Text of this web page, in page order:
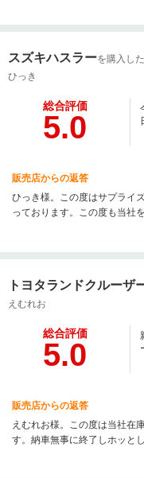
スズキハスラーを購入し
ひっき
総合評価
5.0
販売店からの返答
ひっき様。この度はサプライ
っております。この度も当社
げます。ワンセレクト スタ
トヨタランドクルーザ
えむれお
総合評価
5.0
販売店からの返答
えむれお様。この度は当社在
す。納車無事に終了しホッと